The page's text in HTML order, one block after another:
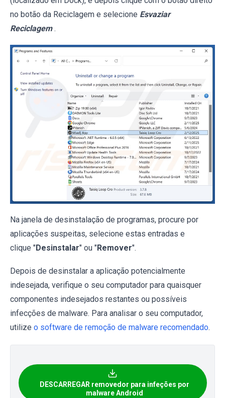
no botão da Reciclagem e selecione Esvaziar
Reciclagem .
Na janela de desinstalação de programas, procure por
aplicações suspeitas, selecione estas entradas e
clique "Desinstalar" ou "Remover".
Depois de desinstalar a aplicação potencialmente
indesejada, verifique o seu computador para quaisquer
componentes indesejados restantes ou possíveis
infecções de malware. Para analisar o seu computador,
utilize o software de remoção de malware recomendado.
DESCARREGAR removedor para infeções por
malware Android